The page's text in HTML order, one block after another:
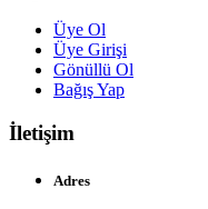
Üye Ol
Üye Girişi
Gönüllü Ol
Bağış Yap
İletişim
Adres